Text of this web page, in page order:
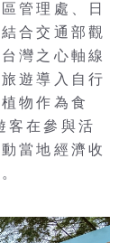
管理處、日
合交通部觀
灣之心軸線
遊導入自行
物作為食
在參與活
當地經濟收